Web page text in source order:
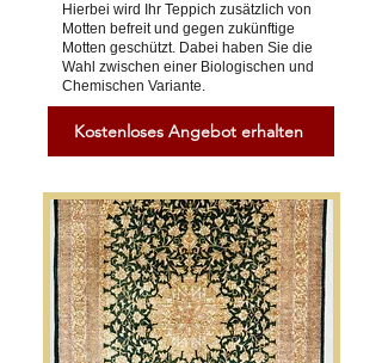
Hierbei wird Ihr Teppich zusätzlich von
Motten befreit und gegen zukünftige
Motten geschützt. Dabei haben Sie die
Wahl zwischen einer Biologischen und
Chemischen Variante.
Kostenloses Angebot erhalten